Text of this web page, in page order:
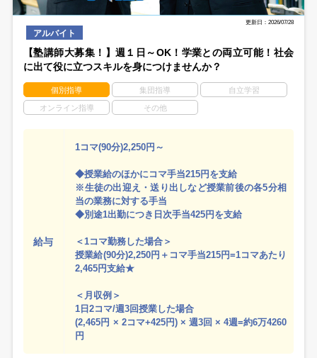
更新日：2026/07/28
アルバイト
【塾講師大募集！】週１日～OK！学業との両立可能！社会
に出て役に立つスキルを身につけませんか？
個別指導 集団指導 自立学習
オンライン指導 その他
給与
1コマ(90分)2,250円～
◆授業給のほかにコマ手当215円を支給
※生徒の出迎え・送り出しなど授業前後の各5分相
当の業務に対する手当
◆別途1出勤につき日次手当425円を支給
＜1コマ勤務した場合＞
授業給(90分)2,250円＋コマ手当215円=1コマあたり
2,465円支給★
＜月収例＞
1日2コマ/週3回授業した場合
(2,465円 × 2コマ+425円) × 週3回 × 4週=約6万4260
円